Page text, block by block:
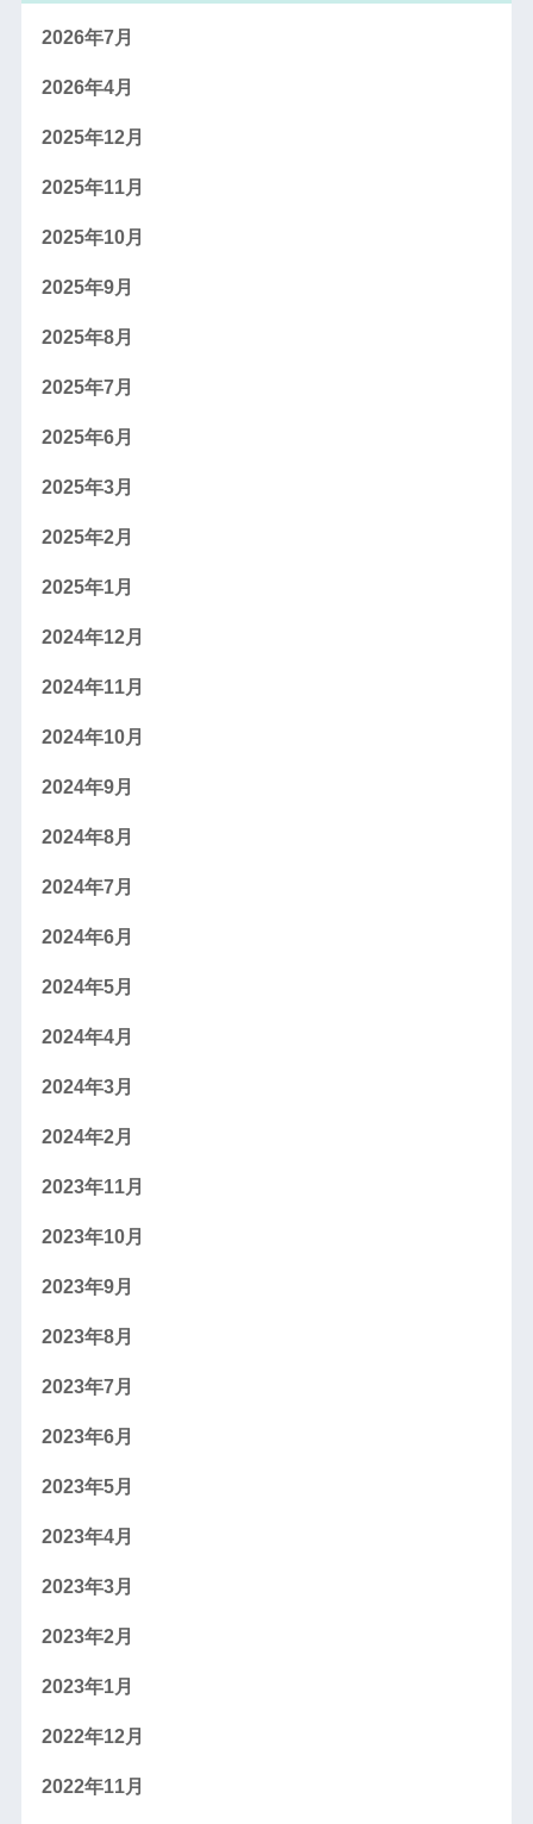
2026年7月
2026年4月
2025年12月
2025年11月
2025年10月
2025年9月
2025年8月
2025年7月
2025年6月
2025年3月
2025年2月
2025年1月
2024年12月
2024年11月
2024年10月
2024年9月
2024年8月
2024年7月
2024年6月
2024年5月
2024年4月
2024年3月
2024年2月
2023年11月
2023年10月
2023年9月
2023年8月
2023年7月
2023年6月
2023年5月
2023年4月
2023年3月
2023年2月
2023年1月
2022年12月
2022年11月